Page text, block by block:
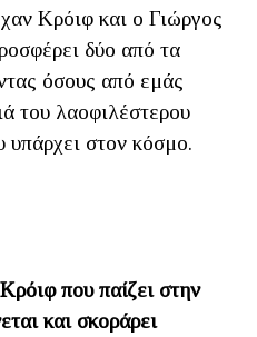
Κρόιφ και ο Γιώργος
δύο από τα
όσους από εμάς
του λαοφιλέστερου
υπάρχει στον κόσμο.
που παίζει στην
και σκοράρει